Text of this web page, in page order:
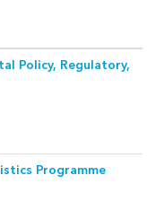
Policy, Regulatory,
Programme